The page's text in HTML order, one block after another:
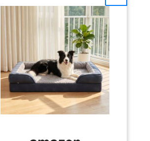
agréables au toucher. Dans le
processus de production, nous
utilisons uniquement des produits
semi-finis testés, certifiés Oeko-
Tex Standard 100 et provenant
d'Europe. Les produits qui ont reçu
ce label de qualité sont exempts
de substances nocives. FACILE
D'ENTRETIEN - Les deux côtés et
le fond du couchage chien sont
équipés de fermetures éclair qui